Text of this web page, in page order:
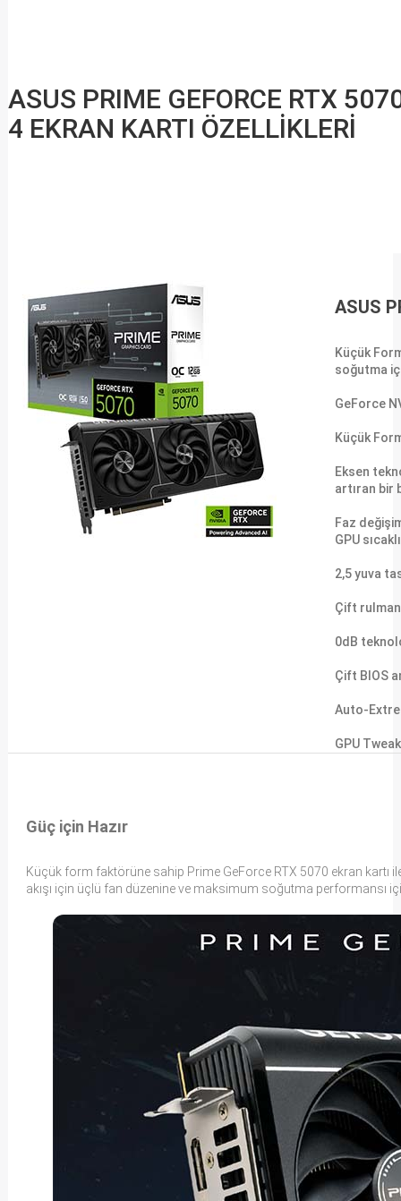
ASUS PRIME GEFORCE RTX
4 EKRAN KARTI ÖZELLİKLERİ
ASUS
Küçük
soğutma
GeForce
Küçük
Eksen
artıran bir
Faz
GPU
2,5 yuva
Çift
0dB
Çift BIOS
Auto-
GPU
Güç için Hazır
Küçük form faktörüne sahip Prime GeForce RTX 5070 ekran kartı
akışı için üçlü fan düzenine ve maksimum soğutma performansı